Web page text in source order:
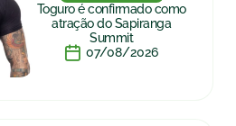
Toguro é confirmado como
atração do Sapiranga
Summit
07/08/2026